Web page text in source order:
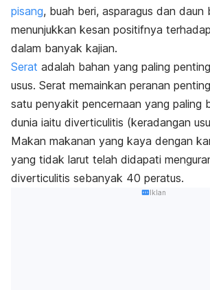
pisang, buah beri, asparagus dan daun
menunjukkan kesan positifnya
dalam banyak kajian.
Serat adalah bahan yang paling
usus. Serat memainkan peranan
satu penyakit pencernaan yang paling
dunia iaitu diverticulitis (keradangan
Makan makanan yang kaya dengan
yang tidak larut telah didapati
diverticulitis sebanyak 40 peratus.
Iklan